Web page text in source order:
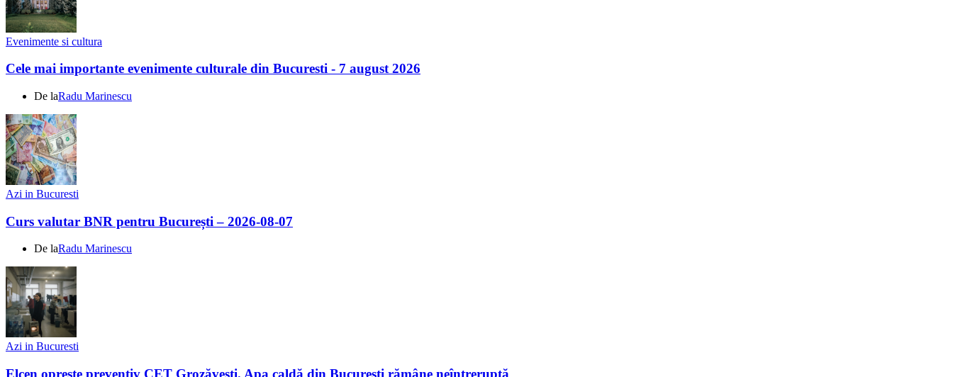
Evenimente si cultura
Cele mai importante evenimente culturale din Bucuresti - 7 august 2026
De laRadu Marinescu
Azi in Bucuresti
Curs valutar BNR pentru București – 2026-08-07
De laRadu Marinescu
Azi in Bucuresti
Elcen oprește preventiv CET Grozăvești. Apa caldă din București rămâne neîntreruptă